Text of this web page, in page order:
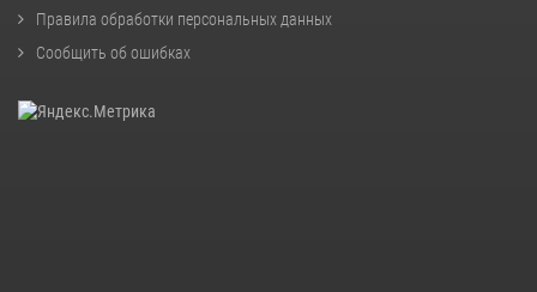
Правила обработки персональных данных
Сообщить об ошибках